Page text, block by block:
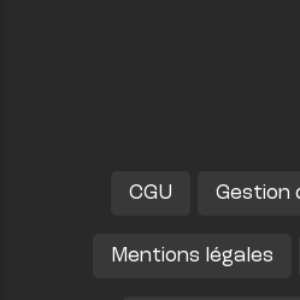
CGU Gestion
Mentions légales